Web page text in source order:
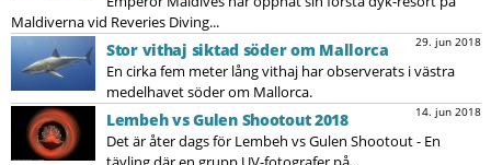
Maldiverna vid Reveries Diving...
29. jun 2018
Stor vithaj siktad söder om Mallorca
En cirka fem meter lång vithaj har observerats i västra
medelhavet söder om Mallorca.
14. jun 2018
Lembeh vs Gulen Shootout 2018
Det är åter dags för Lembeh vs Gulen Shootout - En